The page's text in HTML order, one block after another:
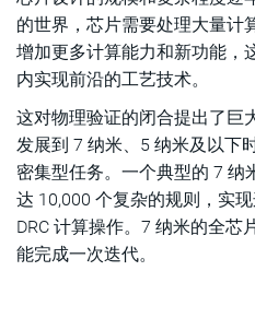
的世界，芯片需要处理大量计
增加更多计算能力和新功能，
内实现前沿的工艺技术。
这对物理验证的闭合提出了巨
发展到 7 纳米、5 纳米及以下
密集型任务。一个典型的 7 纳
达 10,000 个复杂的规则，实
DRC 计算操作。7 纳米的全芯
能完成一次迭代。